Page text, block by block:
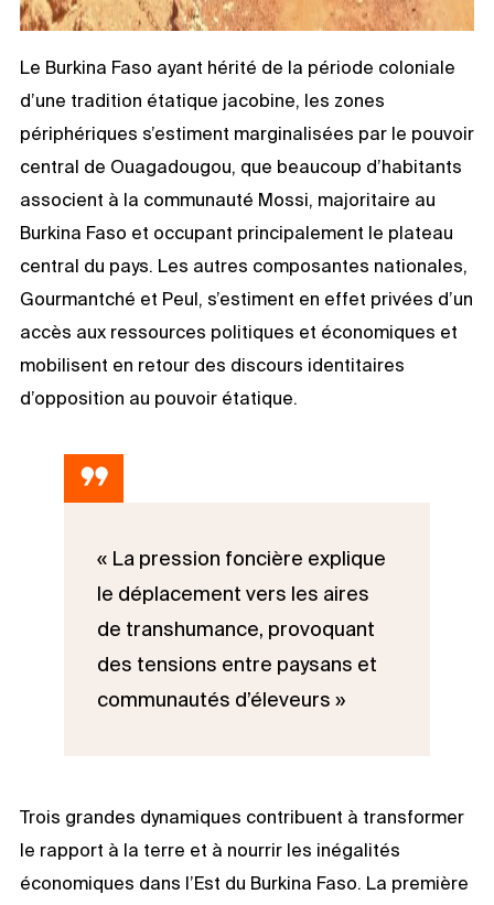
Le Burkina Faso ayant hérité de la période coloniale
d’une tradition étatique jacobine, les zones
périphériques s’estiment marginalisées par le pouvoir
central de Ouagadougou, que beaucoup d’habitants
associent à la communauté Mossi, majoritaire au
Burkina Faso et occupant principalement le plateau
central du pays. Les autres composantes nationales,
Gourmantché et Peul, s’estiment en effet privées d’un
accès aux ressources politiques et économiques et
mobilisent en retour des discours identitaires
d’opposition au pouvoir étatique.
« La pression foncière explique
le déplacement vers les aires
de transhumance, provoquant
des tensions entre paysans et
communautés d’éleveurs »
Trois grandes dynamiques contribuent à transformer
le rapport à la terre et à nourrir les inégalités
économiques dans l’Est du Burkina Faso. La première